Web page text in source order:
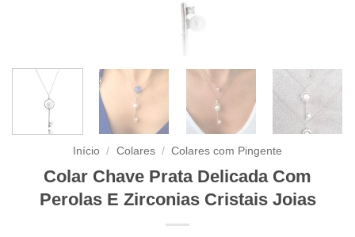
Início / Colares / Colares com Pingente
Colar Chave Prata Delicada Com
Perolas E Zirconias Cristais Joias